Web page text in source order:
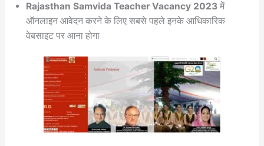
Rajasthan Samvida Teacher Vacancy 2023 में
ऑनलाइन आवेदन करने के लिए सबसे पहले इनके आधिकारिक
वेबसाइट पर आना होगा